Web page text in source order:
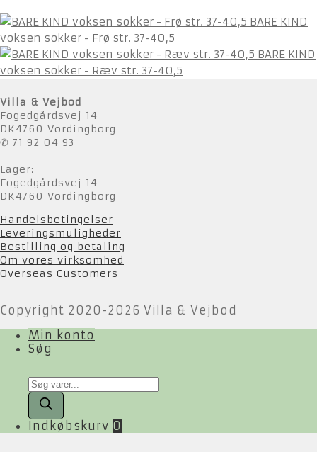
BARE KIND
voksen sokker - Frø str. 37-40,5
BARE KIND
voksen sokker - Ræv str. 37-40,5
Villa & Vejbod
Fogedgårdsvej 14
DK4760 Vordingborg
✆ 71 92 04 93
Lager:
Fogedgårdsvej 14
DK4760 Vordingborg
Handelsbetingelser
Leveringsmuligheder
Bestilling og betaling
Om vores virksomhed
Overseas Customers
Copyright 2020-2026 Villa & Vejbod
Min konto
Søg
Products
search
Indkøbskurv 0